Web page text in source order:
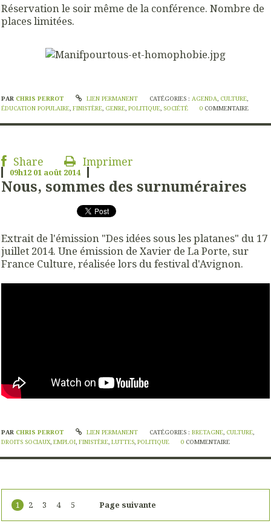
Réservation le soir même de la conférence. Nombre de
places limitées.
PAR CHRIS PERROT LIEN PERMANENT CATÉGORIES :AGENDA, CULTURE,
ÉDUCATION POPULAIRE, FINISTÈRE, GENRE, POLITIQUE, SOCIÉTÉ 0 COMMENTAIRE
Share Imprimer
09h12 01 août 2014
Nous, sommes des surnuméraires
Extrait de l'émission "Des idées sous les platanes" du 17
juillet 2014. Une émission de Xavier de La Porte, sur
France Culture, réalisée lors du festival d'Avignon.
PAR CHRIS PERROT LIEN PERMANENT CATÉGORIES :BRETAGNE, CULTURE,
DROITS SOCIAUX, EMPLOI, FINISTÈRE, LUTTES, POLITIQUE 0 COMMENTAIRE
1 2 3 4 5 Page suivante